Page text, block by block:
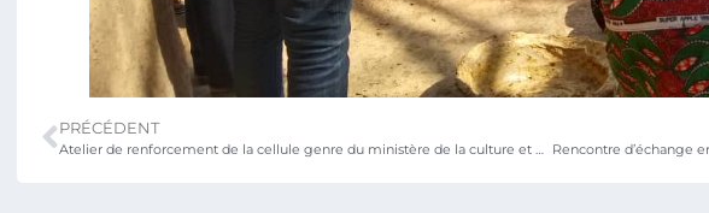
PRÉCÉDENT
Atelier de renforcement de la cellule genre du ministère de la culture et du tourisme (MCT)